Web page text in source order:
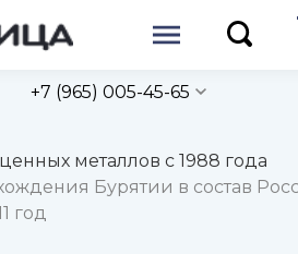
+7 (965) 005-45-65
металлов с 1988 года
Бурятии в состав
год